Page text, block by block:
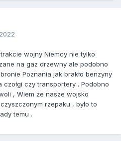
wojny Niemcy nie tylko
na gaz drzewny ale podobno
Poznania jak brakło benzyny
czy transportery . Podobno
, Wiem że nasze wojsko
rzepaku , było to
temu .